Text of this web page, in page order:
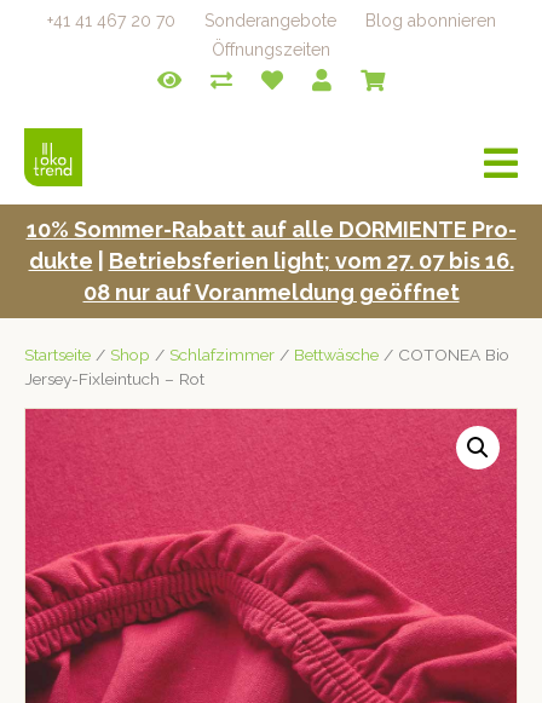
+41 41 467 20 70 Sonderangebote
Blog abonnieren
Öffnungszeiten
a
v
i
10% Som­mer-Rabatt auf alle DORMIENTE Pro­
duk­te
Betrieb­s­fe­rien light; vom 27. 07 bis 16.
08 nur auf Voran­mel­dung geöffnet
Startseite / Shop / Schlafzimmer / Bettwäsche / COTONEA Bio
Jersey-Fixleintuch – Rot